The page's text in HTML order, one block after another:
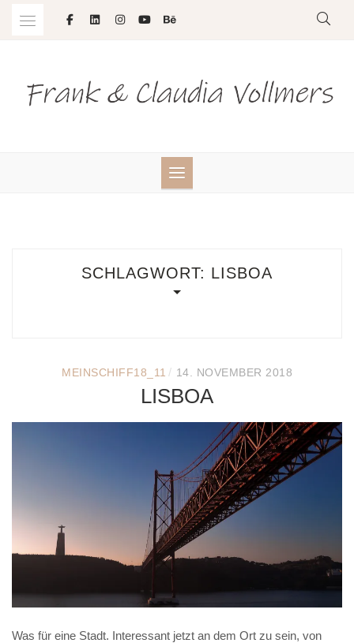
SCHLAGWORT: LISBOA
MEINSCHIFF18_11 / 14. NOVEMBER 2018
LISBOA
Was für eine Stadt. Interessant jetzt an dem Ort zu sein, von